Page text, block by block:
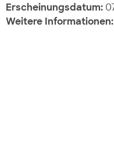
Erscheinungsdatum:
Weitere Informationen: